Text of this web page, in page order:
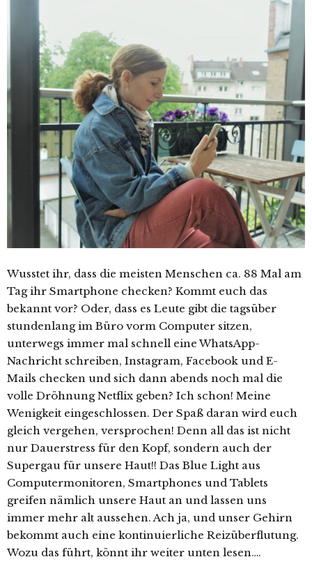
Wusstet ihr, dass die meisten Menschen ca. 88 Mal am
Tag ihr Smartphone checken? Kommt euch das
bekannt vor? Oder, dass es Leute gibt die tagsüber
stundenlang im Büro vorm Computer sitzen,
unterwegs immer mal schnell eine WhatsApp-
Nachricht schreiben, Instagram, Facebook und E-
Mails checken und sich dann abends noch mal die
volle Dröhnung Netflix geben? Ich schon! Meine
Wenigkeit eingeschlossen. Der Spaß daran wird euch
gleich vergehen, versprochen! Denn all das ist nicht
nur Dauerstress für den Kopf, sondern auch der
Supergau für unsere Haut!! Das Blue Light aus
Computermonitoren, Smartphones und Tablets
greifen nämlich unsere Haut an und lassen uns
immer mehr alt aussehen. Ach ja, und unser Gehirn
bekommt auch eine kontinuierliche Reizüberflutung.
Wozu das führt, könnt ihr weiter unten lesen….